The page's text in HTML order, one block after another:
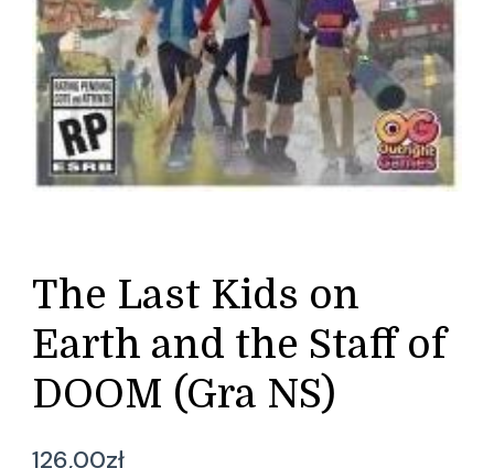
The Last Kids on
Earth and the Staff of
DOOM (Gra NS)
126,00zł